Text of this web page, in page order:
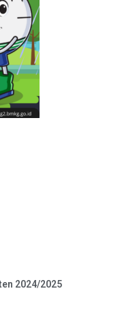
2024/2025